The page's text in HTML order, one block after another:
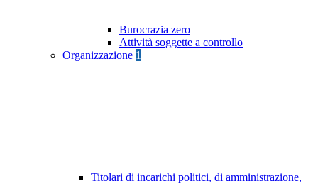
Burocrazia zero
Attività soggette a controllo
Organizzazione 1
Titolari di incarichi politici, di amministrazione,